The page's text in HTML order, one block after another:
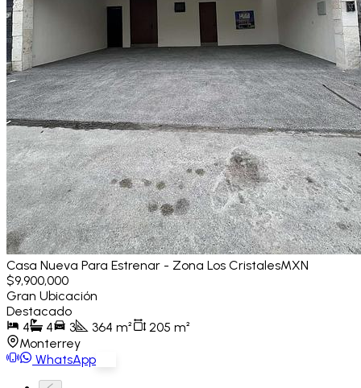
Casa Nueva Para Estrenar - Zona Los CristalesMXN
$9,900,000
Gran Ubicación
Destacado
4
4 3 364 m² 205 m²
Monterrey
WhatsApp